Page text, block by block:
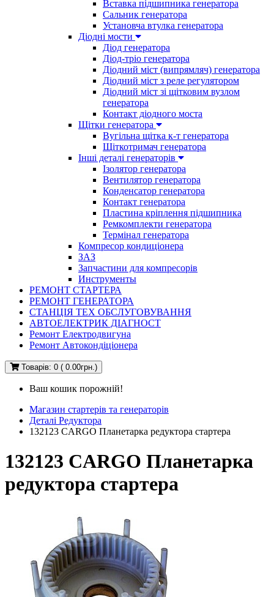
Вставка підшипника генератора
Сальник генератора
Установча втулка генератора
Діодні мости
Діод генератора
Діод-тріо генератора
Діодний міст (випрямляч) генератора
Діодний міст з реле регулятором
Діодний міст зі щітковим вузлом
генератора
Контакт діодного моста
Щітки генератора
Вугільна щітка к-т генератора
Щіткотримач генератора
Інші деталі генераторів
Ізолятор генератора
Вентилятор генератора
Конденсатор генератора
Контакт генератора
Пластина кріплення підшипника
Ремкомплекти генератора
Термінал генератора
Компресор кондиціонера
ЗАЗ
Запчастини для компресорів
Инструменты
РЕМОНТ СТАРТЕРА
РЕМОНТ ГЕНЕРАТОРА
СТАНЦІЯ ТЕХ ОБСЛУГОВУВАННЯ
АВТОЕЛЕКТРИК ДІАГНОСТ
Ремонт Електродвигуна
Ремонт Автокондіціонера
Товарів: 0 ( 0.00грн.)
Ваш кошик порожній!
Магазин стартерів та генераторів
Деталі Редуктора
132123 CARGO Планетарка редуктора стартера
132123 CARGO Планетарка
редуктора стартера